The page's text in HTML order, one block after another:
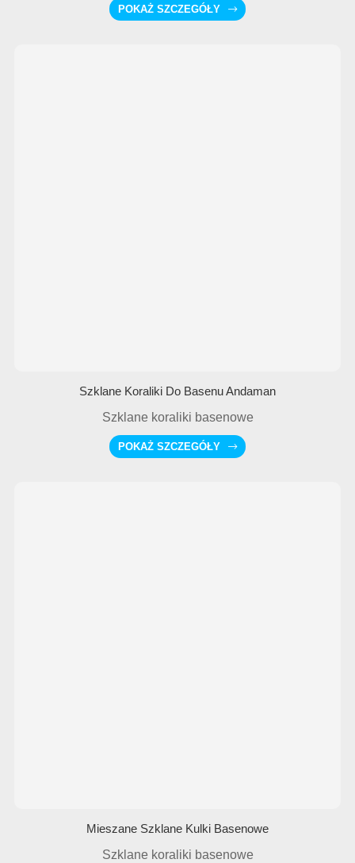
POKAŻ SZCZEGÓŁY
Szklane Koraliki Do Basenu Andaman
Szklane koraliki basenowe
POKAŻ SZCZEGÓŁY
Mieszane Szklane Kulki Basenowe
Szklane koraliki basenowe